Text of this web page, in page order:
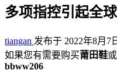
多项指控引起全球
tiangan 发布于 2022年8月7
如果您有需要购买莆田鞋
bbww206